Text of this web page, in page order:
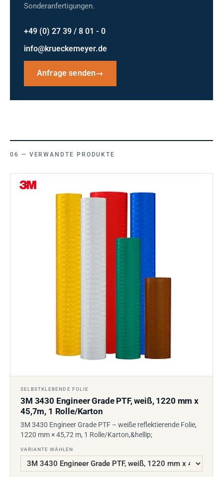
Sonderanfertigungen.
+49 (0) 27 39 / 8 01 - 0
info@krueckemeyer.de
Anfrage senden→
VERWANDTE PRODUKTE
SELBSTKLEBENDE FOLIE
3M 3430 Engineer Grade PTF, weiß, 1220 mm x
45,7m, 1 Rolle/Karton
3M 3430 Engineer Grade PTF – weiße reflektierende Folie,
1220 mm × 45,72 m, 1 Rolle/Karton,&hellip;
VARIANTE WÄHLEN